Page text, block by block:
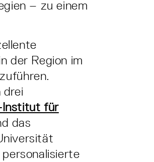
– zu einem
der Region im
Institut für
das